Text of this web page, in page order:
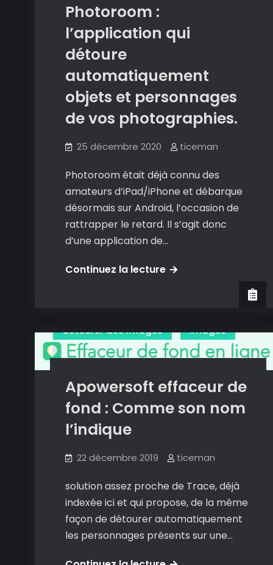
Photoroom :
l’application qui
détoure
automatiquement
objets et personnages
de vos photographies.
25 décembre 2020 ticeman
Photoroom était déjà connu des
amateurs d’iPad/iPhone et débarque
désormais sur Android, l’occasion de
rattrapper le retard. Il s’agit donc
d’une application de…
Continuez la lecturePhotoroom
détoure
automatiquement
et
de
détourer des images Images
Apowersoft effaceur de
fond : Comme son nom
l’indique
22 décembre 2019 ticeman
solution assez proche de Trace, déjà
indexée ici et qui propose, de la même
façon de détourer automatiquement
les personnages présents sur une…